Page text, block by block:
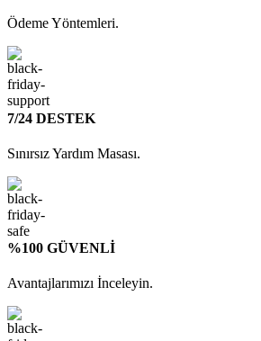
Ödeme Yöntemleri.
7/24 DESTEK
Sınırsız Yardım Masası.
%100 GÜVENLİ
Avantajlarımızı İnceleyin.